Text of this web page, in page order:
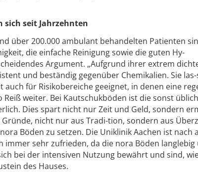
sich seit Jahrzehnten
über 200.000 ambulant behandelten Patienten
die einfache Reinigung sowie die guten Hy-
Argument. „Aufgrund ihrer extrem
und beständig gegenüber Chemikalien. Sie
für Risikobereiche geeignet, in denen eine
weiter. Bei Kautschukböden ist die sonst
Dies spart nicht nur Zeit und Geld, sondern
nicht nur aus Tradi-tion, sondern aus
Böden zu setzen. Die Uniklinik Aachen ist nach
immer sehr zufrieden, da die nora Böden langlebig
bei der intensiven Nutzung bewährt und sind,
des Hauses.